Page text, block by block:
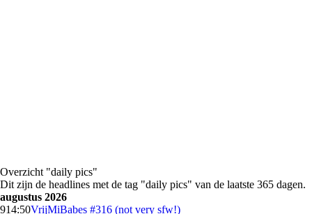
Overzicht "daily pics"
Dit zijn de headlines met de tag "daily pics" van de laatste 365 dagen.
augustus 2026
914:50VrijMiBabes #316 (not very sfw!)